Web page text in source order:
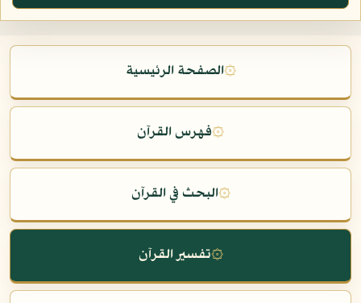
۞الصفحة الرئيسية
۞فهرس القرآن
۞البحث في القرآن
۞تفسير القرآن